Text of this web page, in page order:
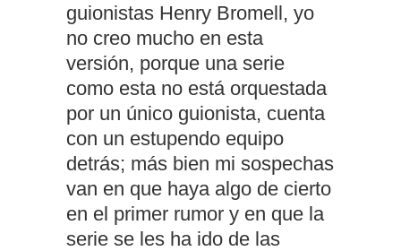
guionistas Henry Bromell, yo
no creo mucho en esta
versión, porque una serie
como esta no está orquestada
por un único guionista, cuenta
con un estupendo equipo
detrás; más bien mi sospechas
van en que haya algo de cierto
en el primer rumor y en que la
serie se les ha ido de las